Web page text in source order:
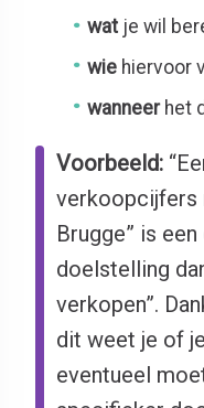
wat je wil
wie hiervoor
wanneer het
Voorbeeld:
verkoopcijfers
Brugge” is
doelstelling
verkopen”.
dit weet je of
eventueel